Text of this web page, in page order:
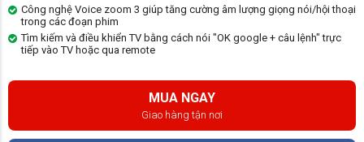
Công nghệ Voice zoom 3 giúp tăng cường âm lượng giọng nói/hội thoại
trong các đoạn phim
Tìm kiếm và điều khiển TV bằng cách nói "OK google + câu lệnh" trực
tiếp vào TV hoặc qua remote
MUA NGAY
Giao hàng tận nơi